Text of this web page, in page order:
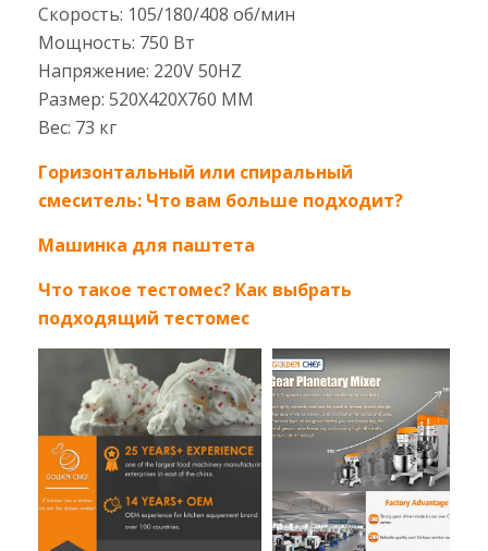
Скорость: 105/180/408 об/мин
Мощность: 750 Вт
Напряжение: 220V 50HZ
Размер: 520X420X760 MM
Вес: 73 кг
Горизонтальный или спиральный
смеситель: Что вам больше подходит?
Машинка для паштета
Что такое тестомес? Как выбрать
подходящий тестомес